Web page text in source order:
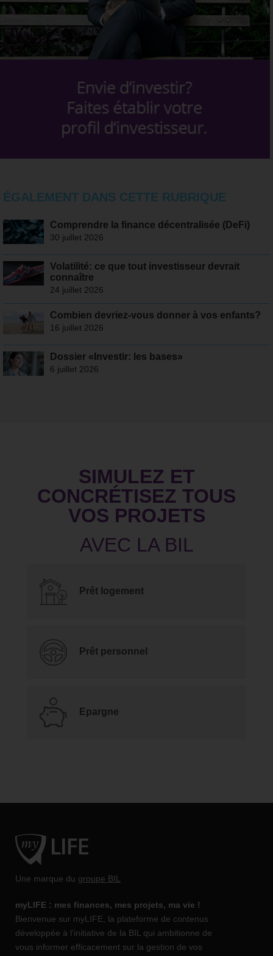
ÉGALEMENT DANS CETTE RUBRIQUE
Comprendre la finance décentralisée (DeFi)
30 juillet 2026
Volatilité: ce que tout investisseur devrait
connaître
24 juillet 2026
Combien devriez-vous donner à vos enfants?
16 juillet 2026
Dossier «Investir: les bases»
6 juillet 2026
SIMULEZ ET
CONCRÉTISEZ TOUS
VOS PROJETS
Prêt logement
Prêt personnel
Epargne
Une marque du groupe BIL
myLIFE : mes finances, mes projets, ma vie !
Bienvenue sur myLIFE, la plateforme de contenus
développée à l’initiative de la BIL qui ambitionne de
vous informer efficacement sur la gestion de vos